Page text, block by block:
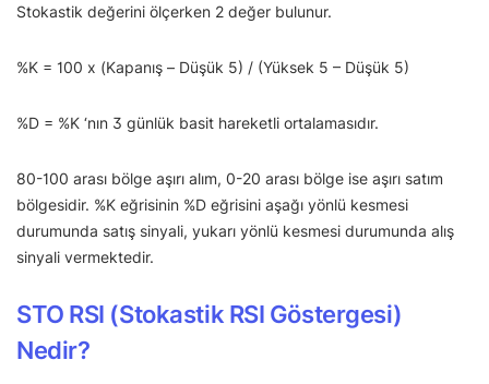
Stokastik değerini ölçerken 2 değer bulunur.
%K = 100 x (Kapanış – Düşük 5) / (Yüksek 5 – Düşük 5)
%D = %K ‘nın 3 günlük basit hareketli ortalamasıdır.
80-100 arası bölge aşırı alım, 0-20 arası bölge ise aşırı satım
bölgesidir. %K eğrisinin %D eğrisini aşağı yönlü kesmesi
durumunda satış sinyali, yukarı yönlü kesmesi durumunda alış
sinyali vermektedir.
STO RSI (Stokastik RSI Göstergesi)
Nedir?